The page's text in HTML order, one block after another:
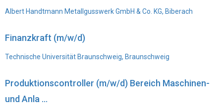
Albert Handtmann Metallgusswerk GmbH & Co. KG, Biberach
Finanzkraft (m/w/d)
Technische Universität Braunschweig, Braunschweig
Produktionscontroller (m/w/d) Bereich Maschinen-
und Anla ...